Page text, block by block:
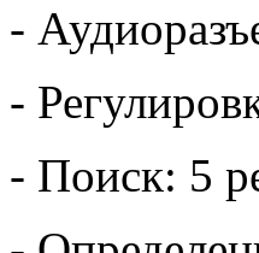
-
-
- Поиск: 5